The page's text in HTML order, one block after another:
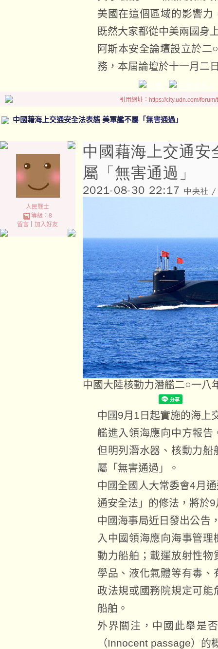
美國在這個區域的影響
既然大家都從中美兩國身
阿斯本安全論壇設立於
務，本屆論壇於十一月二
引用網址：https://city.udn.com/
中國藉海上交通安全法表態 美軍艦不屬「無害通過」
人民戰士
等級：8
留言 ｜加入好友
中國藉海上交通
屬「無害通過」
2021-08-30 22:17 中央社 /
中國大陸核動力潛艦二○一八
中國9月1日起實施的海上
艦進入領海應向中方報告
但明列潛水器、核動力船
屬「無害通過」。
中國全國人大常委會4月
通安全法」的修法，將於
中國海事局近日發出公告
入中國領海應向海事管
動力船舶；載運放射性
學品、液化氣體等有毒
政法規或國務院規定可
船舶。
外界關注，中國此舉是
（Innocent passage）的